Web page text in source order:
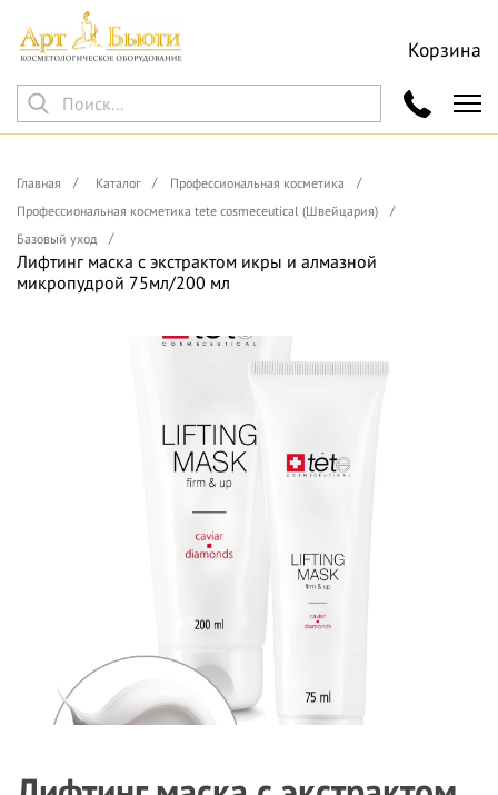
Корзина
Главная Каталог
Профессиональная косметика
Профессиональная косметика tete cosmeceutical (Швейцария)
Базовый уход
Лифтинг маска с экстрактом икры и алмазной
микропудрой 75мл/200 мл